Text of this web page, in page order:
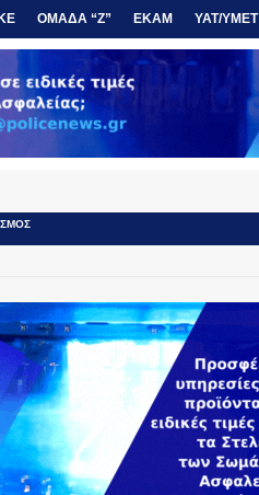
ΟΜΑΔΑ “Ζ” ΕΚΑΜ ΥΑΤ/ΥΜΕΤ